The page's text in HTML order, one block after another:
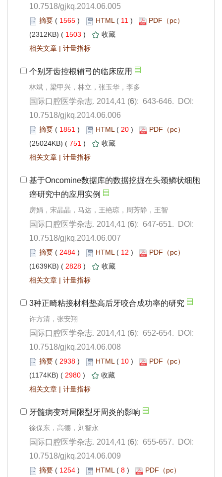
10.7518/gjkq.2014.06.005
1565 ) 11 )
1503 )
|
): 643-646. DOI:
10.7518/gjkq.2014.06.006
1851 ) 20 )
751 )
|
): 647-651. DOI:
10.7518/gjkq.2014.06.007
2484 ) 12 )
2828 )
|
): 652-654. DOI:
10.7518/gjkq.2014.06.008
2938 ) 10 )
2980 )
|
): 655-657. DOI:
10.7518/gjkq.2014.06.009
1254 ) 8 )